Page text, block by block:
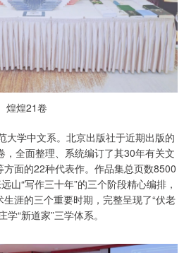
煌煌21卷
大学中文系。北京出版社于近期出版的
全面整理、系统编订了其30年有关文
面的22种代表作。作品集总页数8500
山“写作三十年”的三个阶段精心编排，
涯的三个重要时期，完整呈现了“伏老
“新道家”三学体系。